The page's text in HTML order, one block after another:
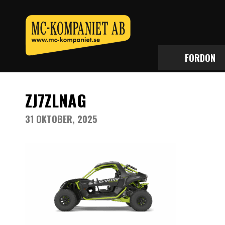
FORDON
ZJ7ZLNAG
31 OKTOBER, 2025